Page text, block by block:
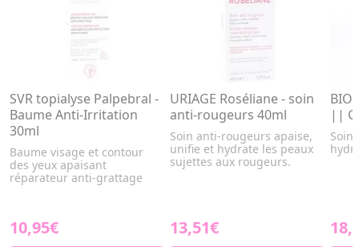
SVR topialyse Palpebral -
Baume Anti-Irritation
30ml
Baume visage et contour
des yeux apaisant
réparateur anti-grattage
10,95€
URIAGE Roséliane - soin
anti-rougeurs 40ml
Soin anti-rougeurs apaise,
unifie et hydrate les peaux
sujettes aux rougeurs.
13,51€
||
Soin